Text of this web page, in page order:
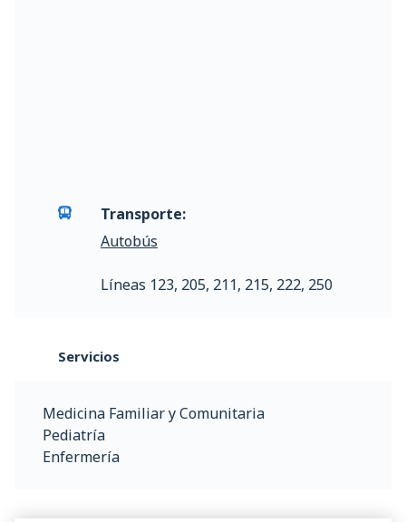
Transporte:
Autobús
Líneas 123, 205, 211, 215, 222, 250
Servicios
Medicina Familiar y Comunitaria
Pediatría
Enfermería